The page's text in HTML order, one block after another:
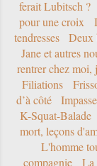
ferait Lubitsch ?
pour une croix
tendresses
Deux
Jane et autres
rentrer chez moi,
Filiations
d’à côté
K-Squat-Balade
mort, leçons
L'homme
compagnie
La